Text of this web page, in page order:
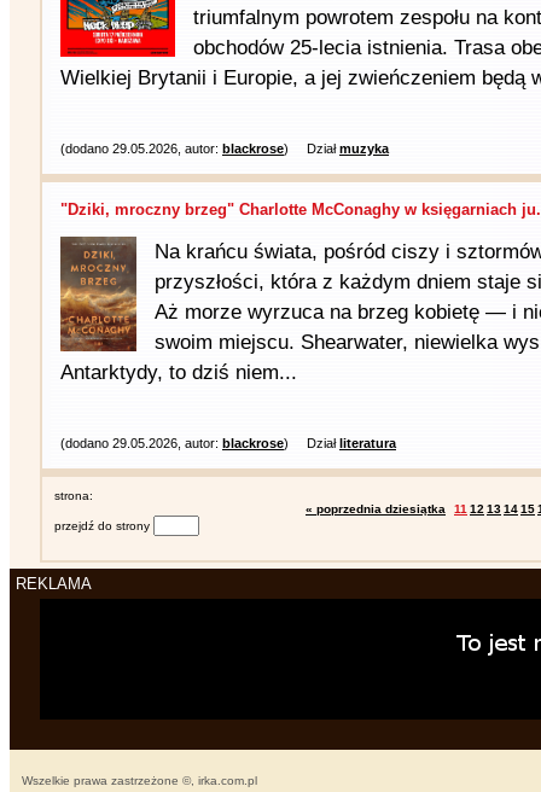
triumfalnym powrotem zespołu na
obchodów 25-lecia istnienia. Trasa
Wielkiej Brytanii i Europie, a jej zwieńczeniem będą
(dodano 29.05.2026, autor: blackrose) Działmuzyka
"Dziki, mroczny brzeg" Charlotte McConaghy w księgarniach
Na krańcu świata, pośród ciszy i
przyszłości, która z każdym dniem staje
Aż morze wyrzuca na brzeg kobietę — i
swoim miejscu. Shearwater, niewielka
Antarktydy, to dziś niem...
(dodano 29.05.2026, autor: blackrose) Działliteratura
strona:
« poprzednia dziesiątka
11 12 131415
przejdź do strony
REKLAMA
Wszelkie prawa zastrzeżone ©, irka.com.pl